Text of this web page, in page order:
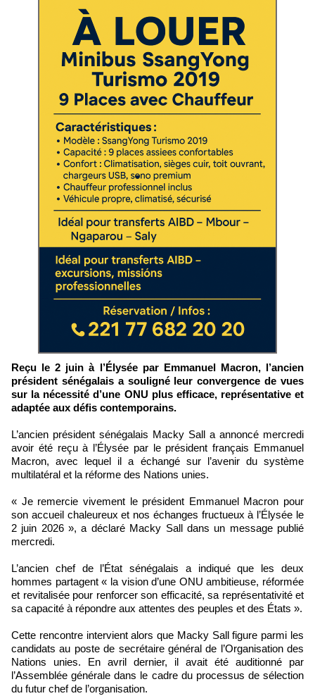
Reçu le 2 juin à l’Élysée par Emmanuel Macron, l’ancien
président sénégalais a souligné leur convergence de vues
sur la nécessité d’une ONU plus efficace, représentative et
adaptée aux défis contemporains.
L’ancien président sénégalais Macky Sall a annoncé mercredi
avoir été reçu à l’Élysée par le président français Emmanuel
Macron, avec lequel il a échangé sur l’avenir du système
multilatéral et la réforme des Nations unies.
« Je remercie vivement le président Emmanuel Macron pour
son accueil chaleureux et nos échanges fructueux à l’Élysée le
2 juin 2026 », a déclaré Macky Sall dans un message publié
mercredi.
L’ancien chef de l’État sénégalais a indiqué que les deux
hommes partagent « la vision d’une ONU ambitieuse, réformée
et revitalisée pour renforcer son efficacité, sa représentativité et
sa capacité à répondre aux attentes des peuples et des États ».
Cette rencontre intervient alors que Macky Sall figure parmi les
candidats au poste de secrétaire général de l’Organisation des
Nations unies. En avril dernier, il avait été auditionné par
l’Assemblée générale dans le cadre du processus de sélection
du futur chef de l’organisation.